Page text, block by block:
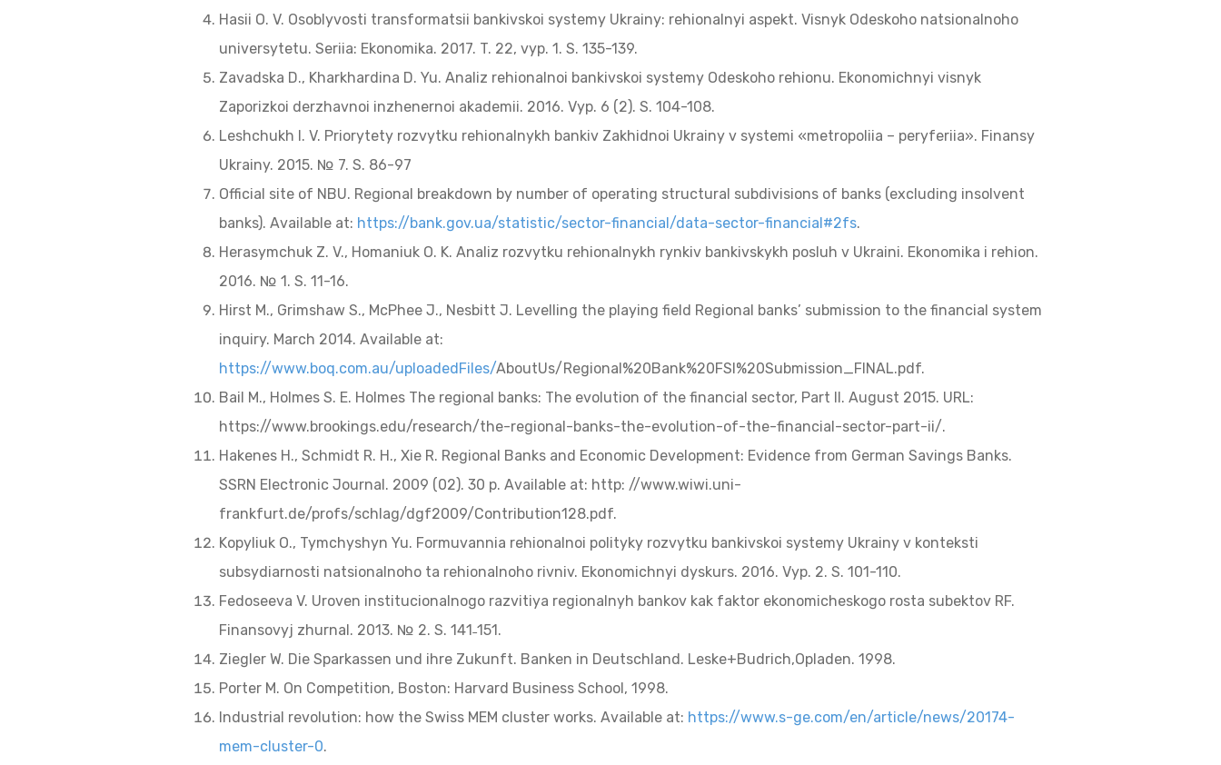
Hasii O. V. Osoblyvosti transformatsii bankivskoi systemy Ukrainy: rehionalnyi aspekt. Visnyk Odeskoho natsionalnoho
universytetu. Seriia: Ekonomika. 2017. T. 22, vyp. 1. S. 135-139.
Zavadska D., Kharkhardina D. Yu. Analiz rehionalnoi bankivskoi systemy Odeskoho rehionu. Ekonomichnyi visnyk
Zaporizkoi derzhavnoi inzhenernoi akademii. 2016. Vyp. 6 (2). S. 104-108.
Leshchukh I. V. Priorytety rozvytku rehionalnykh bankiv Zakhidnoi Ukrainy v systemi «metropoliia – peryferiia». Finansy
Ukrainy. 2015. № 7. S. 86-97
Official site of NBU. Regional breakdown by number of operating structural subdivisions of banks (excluding insolvent
banks). Available at: https://bank.gov.ua/statistic/sector-financial/data-sector-financial#2fs.
Herasymchuk Z. V., Homaniuk O. K. Analiz rozvytku rehionalnykh rynkiv bankivskykh posluh v Ukraini. Ekonomika i rehion.
2016. № 1. S. 11-16.
Hirst M., Grimshaw S., McPhee J., Nesbitt J. Levelling the playing field Regional banks’ submission to the financial system
inquiry. March 2014. Available at:
https://www.boq.com.au/uploadedFiles/AboutUs/Regional%20Bank%20FSI%20Submission_FINAL.pdf.
Bail M., Holmes S. E. Holmes The regional banks: The evolution of the financial sector, Part II. August 2015. URL:
https://www.brookings.edu/research/the-regional-banks-the-evolution-of-the-financial-sector-part-ii/.
Hakenes H., Schmidt R. H., Xie R. Regional Banks and Economic Development: Evidence from German Savings Banks.
SSRN Electronic Journal. 2009 (02). 30 p. Available at: http: //www.wiwi.uni-
frankfurt.de/profs/schlag/dgf2009/Contribution128.pdf.
Kopyliuk O., Tymchyshyn Yu. Formuvannia rehionalnoi polityky rozvytku bankivskoi systemy Ukrainy v konteksti
subsydiarnosti natsionalnoho ta rehionalnoho rivniv. Ekonomichnyi dyskurs. 2016. Vyp. 2. S. 101-110.
Fedoseeva V. Uroven institucionalnogo razvitiya regionalnyh bankov kak faktor ekonomicheskogo rosta subektov RF.
Finansovyj zhurnal. 2013. № 2. S. 141˗151.
Ziegler W. Die Sparkassen und ihre Zukunft. Banken in Deutschland. Leske+Budrich,Opladen. 1998.
Porter M. On Competition, Boston: Harvard Business School, 1998.
Industrial revolution: how the Swiss MEM cluster works. Available at: https://www.s-ge.com/en/article/news/20174-
mem-cluster-0.